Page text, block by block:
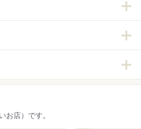
お店）です。